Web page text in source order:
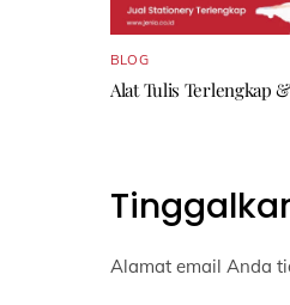
BLOG
Alat Tulis Terlengkap
Alamat email Anda